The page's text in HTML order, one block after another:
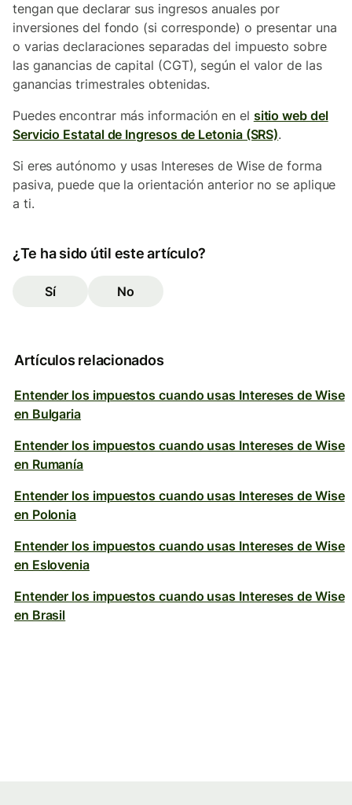
tengan que declarar sus ingresos anuales por
inversiones del fondo (si corresponde) o presentar una
o varias declaraciones separadas del impuesto sobre
las ganancias de capital (CGT), según el valor de las
ganancias trimestrales obtenidas.
Puedes encontrar más información en el sitio web del
Servicio Estatal de Ingresos de Letonia (SRS).
Si eres autónomo y usas Intereses de Wise de forma
pasiva, puede que la orientación anterior no se aplique
a ti.
¿Te ha sido útil este artículo?
Sí No
Artículos relacionados
Entender los impuestos cuando usas Intereses de Wise
en Bulgaria
Entender los impuestos cuando usas Intereses de Wise
en Rumanía
Entender los impuestos cuando usas Intereses de Wise
en Polonia
Entender los impuestos cuando usas Intereses de Wise
en Eslovenia
Entender los impuestos cuando usas Intereses de Wise
en Brasil